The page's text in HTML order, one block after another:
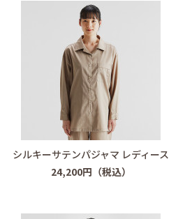
シルキーサテンパジャマ レディース
24,200円（税込）